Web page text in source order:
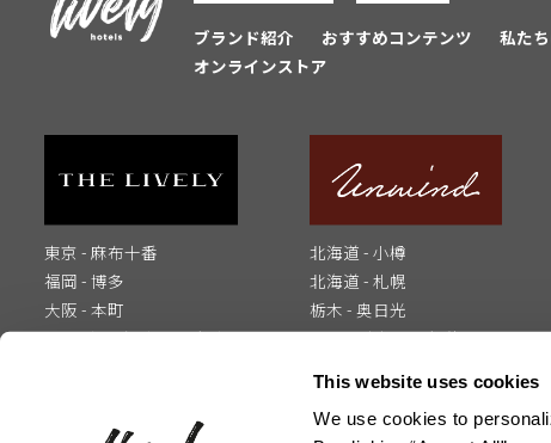
This website uses cookies
We use cookies to
ブランド紹介 おすすめコンテンツ 私た
オンラインストア
東京 - 麻布十番
福岡 - 博多
大阪 - 本町
山口 - 湯田温泉 2027年春
北海道 - 小樽
北海道 - 札幌
栃木 - 奥日光
大分 - 別府 2026年秋開業
お問い合わせ メディアの方へ インフルエンサーの方へ 採